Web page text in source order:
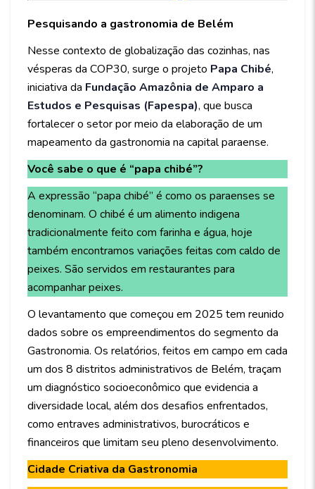
Pesquisando a gastronomia de Belém
Nesse contexto de globalização das cozinhas, nas
vésperas da COP30, surge o projeto Papa Chibé,
iniciativa da Fundação Amazônia de Amparo a
Estudos e Pesquisas (Fapespa), que busca
fortalecer o setor por meio da elaboração de um
mapeamento da gastronomia na capital paraense.
Você sabe o que é “papa chibé”?
A expressão “papa chibé” é como os paraenses se
denominam. O chibé é um alimento indigena
tradicionalmente feito com farinha e água, hoje
também encontramos variações feitas com caldo de
peixes. São servidos em restaurantes para
acompanhar peixes.
O levantamento que começou em 2025 tem reunido
dados sobre os empreendimentos do segmento da
Gastronomia. Os relatórios, feitos em campo em cada
um dos 8 distritos administrativos de Belém, traçam
um diagnóstico socioeconômico que evidencia a
diversidade local, além dos desafios enfrentados,
como entraves administrativos, burocráticos e
financeiros que limitam seu pleno desenvolvimento.
Cidade Criativa da Gastronomia